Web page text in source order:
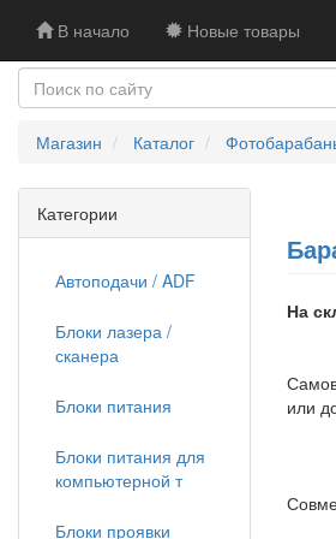
В начало Новые товары
Магазин Каталог
На
или
Категории
Автоподачи / ADF
Блоки лазера /
сканера
Блоки питания
Блоки питания для
компьютерной т
Блоки проявки